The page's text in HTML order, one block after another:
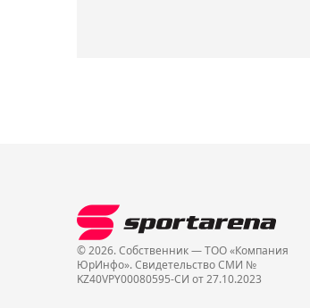
© 2026. Собственник — ТОО «Компания
ЮрИнфо». Cвидетельство СМИ №
KZ40VPY00080595-СИ от 27.10.2023